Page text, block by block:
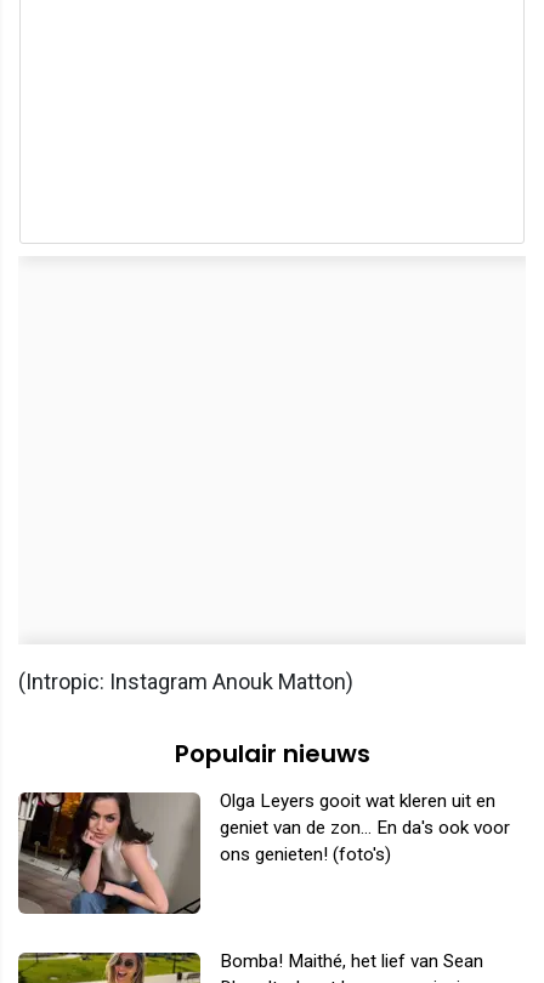
(Intropic: Instagram Anouk Matton)
Populair nieuws
Olga Leyers gooit wat kleren uit en
geniet van de zon... En da's ook voor
ons genieten! (foto's)
Bomba! Maithé, het lief van Sean